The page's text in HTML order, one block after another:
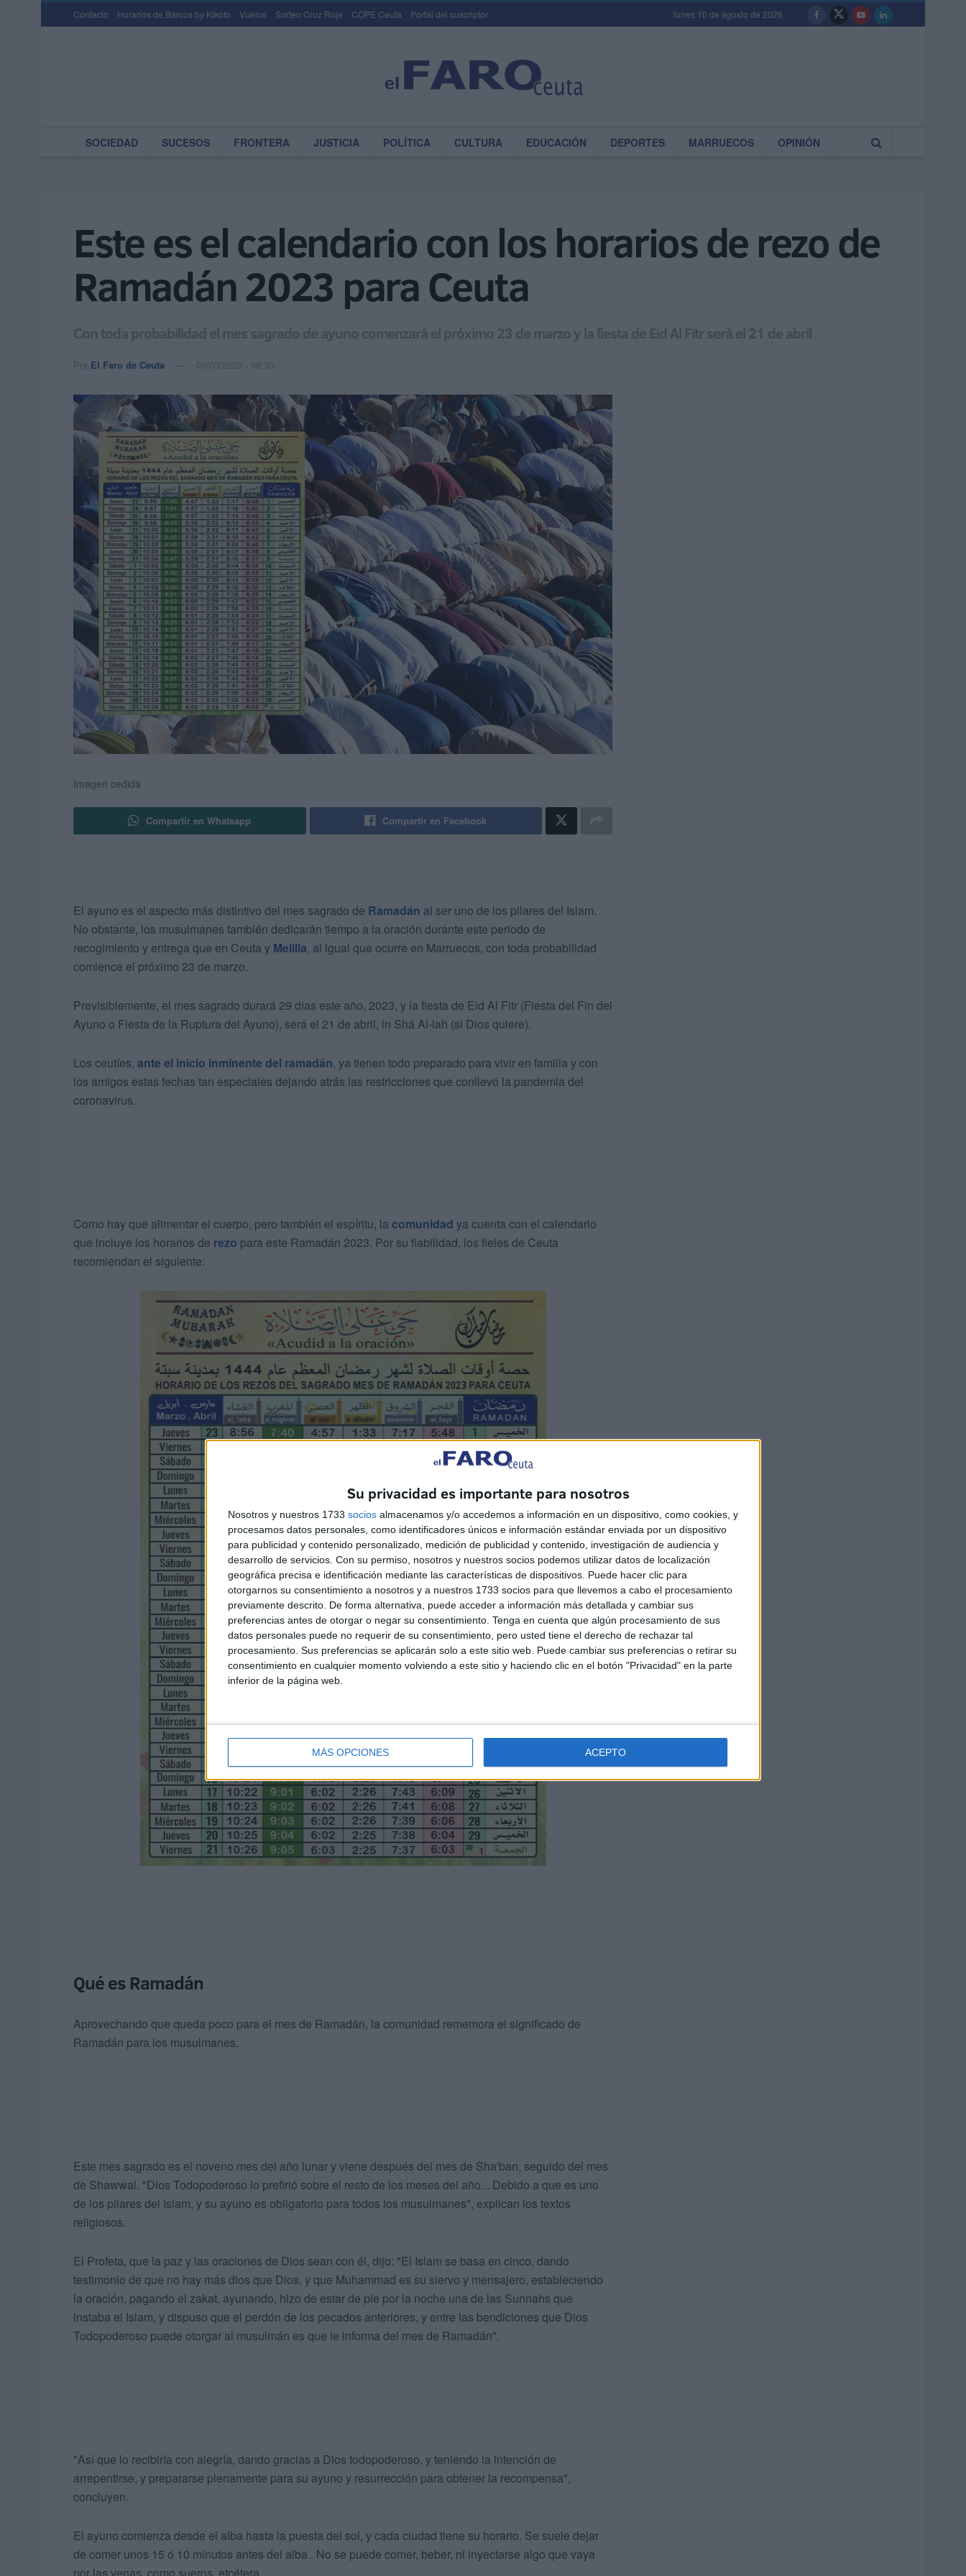
Su privacidad es importante para nosotros
Nosotros y nuestros 1733 socios almacenamos y/o accedemos a información en un dispositivo, como cookies, y
procesamos datos personales, como identificadores únicos e información estándar enviada por un dispositivo
para publicidad y contenido personalizado, medición de publicidad y contenido, investigación de audiencia y
desarrollo de servicios. Con su permiso, nosotros y nuestros socios podemos utilizar datos de localización
geográfica precisa e identificación mediante las características de dispositivos. Puede hacer clic para
otorgarnos su consentimiento a nosotros y a nuestros 1733 socios para que llevemos a cabo el procesamiento
previamente descrito. De forma alternativa, puede acceder a información más detallada y cambiar sus
preferencias antes de otorgar o negar su consentimiento. Tenga en cuenta que algún procesamiento de sus
datos personales puede no requerir de su consentimiento, pero usted tiene el derecho de rechazar tal
procesamiento. Sus preferencias se aplicarán solo a este sitio web. Puede cambiar sus preferencias o retirar su
consentimiento en cualquier momento volviendo a este sitio y haciendo clic en el botón "Privacidad" en la parte
inferior de la página web.
MÁS OPCIONES ACEPTO
Contacto Horarios de Barcos by Kikoto Vuelos Sorteo Cruz Roja COPE Ceuta Portal del suscriptor lunes 10 de agosto de 2026
SOCIEDAD SUCESOS FRONTERA JUSTICIA POLÍTICA CULTURA EDUCACIÓN DEPORTES MARRUECOS OPINIÓN
Este es el calendario con los horarios de rezo de
Ramadán 2023 para Ceuta
Con toda probabilidad el mes sagrado de ayuno comenzará el próximo 23 de marzo y la fiesta de Eid Al Fitr será el 21 de abril
Por El Faro de Ceuta 09/03/2023 - 08:30
Imagen cedida
Compartir en Whatsapp Compartir en Facebook
El ayuno es el aspecto más distintivo del mes sagrado de Ramadán al ser uno de los pilares del Islam.
No obstante, los musulmanes también dedicarán tiempo a la oración durante este periodo de
recogimiento y entrega que en Ceuta y Melilla, al igual que ocurre en Marruecos, con toda probabilidad
comience el próximo 23 de marzo.
Previsiblemente, el mes sagrado durará 29 días este año, 2023, y la fiesta de Eid Al Fitr (Fiesta del Fin del
Ayuno​ o Fiesta de la Ruptura del Ayuno), será el 21 de abril, in Shá Al-lah (si Dios quiere).
Los ceutíes, ante el inicio inminente del ramadán, ya tienen todo preparado para vivir en familia y con
los amigos estas fechas tan especiales dejando atrás las restricciones que conllevó la pandemia del
coronavirus.
Como hay que alimentar el cuerpo, pero también el espíritu, la comunidad ya cuenta con el calendario
que incluye los horarios de rezo para este Ramadán 2023. Por su fiabilidad, los fieles de Ceuta
recomiendan el siguiente:
Qué es Ramadán
Aprovechando que queda poco para el mes de Ramadán, la comunidad rememora el significado de
Ramadán para los musulmanes.
Este mes sagrado es el noveno mes del año lunar y viene después del mes de Sha'ban, seguido del mes
de Shawwal. "Dios Todopoderoso lo prefirió sobre el resto de los meses del año... Debido a que es uno
de los pilares del Islam, y su ayuno es obligatorio para todos los musulmanes", explican los textos
religiosos.
El Profeta, que la paz y las oraciones de Dios sean con él, dijo: "El Islam se basa en cinco, dando
testimonio de que no hay más dios que Dios, y que Muhammad es su siervo y mensajero, estableciendo
la oración, pagando el zakat, ayunando, hizo de estar de pie por la noche una de las Sunnahs que
instaba el Islam, y dispuso que el perdón de los pecados anteriores, y entre las bendiciones que Dios
Todopoderoso puede otorgar al musulmán es que le informa del mes de Ramadán".
"Así que lo recibiría con alegría, dando gracias a Dios todopoderoso, y teniendo la intención de
arrepentirse, y prepararse plenamente para su ayuno y resurrección para obtener la recompensa",
concluyen.
El ayuno comienza desde el alba hasta la puesta del sol, y cada ciudad tiene su horario. Se suele dejar
de comer unos 15 ó 10 minutos antes del alba . No se puede comer, beber, ni inyectarse algo que vaya